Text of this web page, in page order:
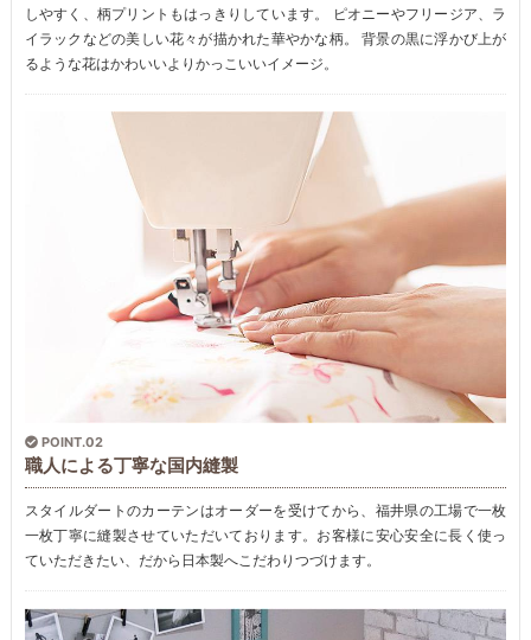
しやすく、柄プリントもはっきりしています。 ピオニーやフリージア、ラ
イラックなどの美しい花々が描かれた華やかな柄。 背景の黒に浮かび上が
るような花はかわいいよりかっこいいイメージ。
POINT.02
職人による丁寧な国内縫製
スタイルダートのカーテンはオーダーを受けてから、福井県の工場で一枚
一枚丁寧に縫製させていただいております。お客様に安心安全に長く使っ
ていただきたい、だから日本製へこだわりつづけます。